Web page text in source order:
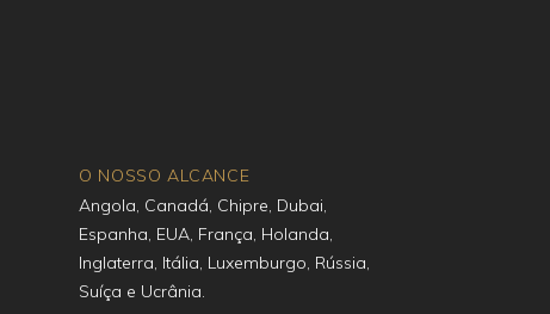
O NOSSO ALCANCE
Angola, Canadá, Chipre, Dubai,
Espanha, EUA, França, Holanda,
Inglaterra, Itália, Luxemburgo, Rússia,
Suíça e Ucrânia.